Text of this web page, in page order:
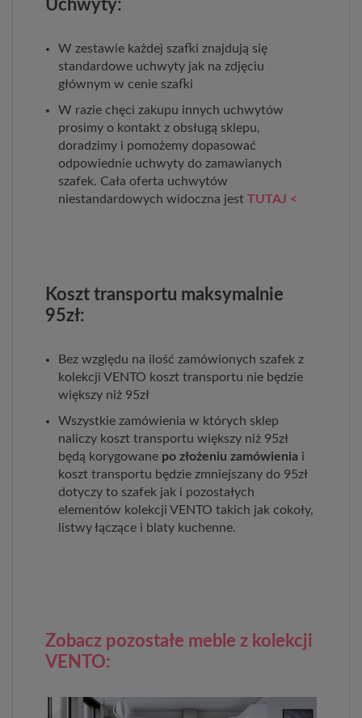
Uchwyty:
W zestawie każdej szafki znajdują się
standardowe uchwyty jak na zdjęciu
głównym w cenie szafki
W razie chęci zakupu innych uchwytów
prosimy o kontakt z obsługą sklepu,
doradzimy i pomożemy dopasować
odpowiednie uchwyty do zamawianych
szafek. Cała oferta uchwytów
niestandardowych widoczna jest TUTAJ <
Koszt transportu maksymalnie
95zł:
Bez względu na ilość zamówionych szafek z
kolekcji VENTO koszt transportu nie będzie
większy niż 95zł
Wszystkie zamówienia w których sklep
naliczy koszt transportu większy niż 95zł
będą korygowane po złożeniu zamówienia i
koszt transportu będzie zmniejszany do 95zł
dotyczy to szafek jak i pozostałych
elementów kolekcji VENTO takich jak cokoły,
listwy łączące i blaty kuchenne.
Zobacz pozostałe meble z kolekcji
VENTO: